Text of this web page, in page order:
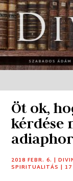
Öt ok,
kérdése
2018 FEBR. 6. |
SPIRITUALITÁS |